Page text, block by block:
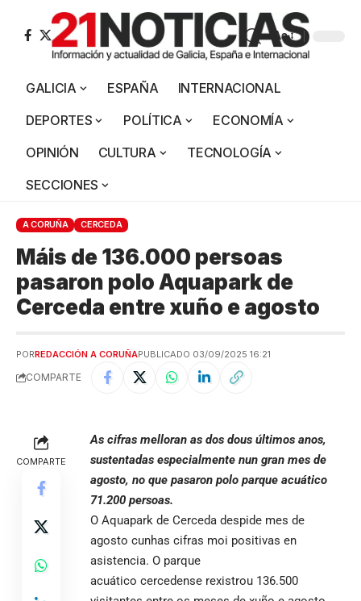
Aa
GALICIA ESPAÑA
INTERNACIONAL
DEPORTES
POLÍTICA
ECONOMÍA
OPINIÓN
CULTURA
TECNOLOGÍA
SECCIONES
A CORUÑA CERCEDA
Máis de 136.000 persoas
pasaron polo Aquapark de
Cerceda entre xuño e agosto
PORREDACCIÓN A CORUÑAPUBLICADO 03/09/2025 16:21
COMPARTE
COMPARTE
As cifras melloran as dos dous últimos anos,
sustentadas especialmente nun gran mes de
agosto, no que pasaron polo parque acuático
71.200 persoas.
O Aquapark de Cerceda despide mes de
agosto cunhas cifras moi positivas en
asistencia. O parque
acuático cercedense rexistrou 136.500